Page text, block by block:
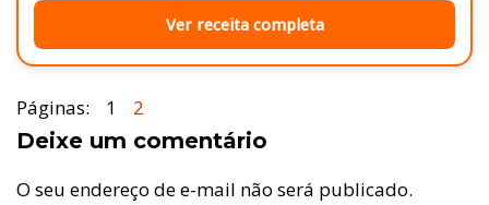
Ver receita completa
Páginas: 1 2
Deixe um comentário
O seu endereço de e-mail não será publicado.